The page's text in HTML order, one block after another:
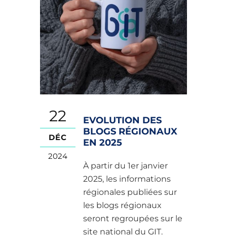
22
DÉC
2024
EVOLUTION DES
BLOGS RÉGIONAUX
EN 2025
À partir du 1er janvier
2025, les informations
régionales publiées sur
les blogs régionaux
seront regroupées sur le
site national du GIT.